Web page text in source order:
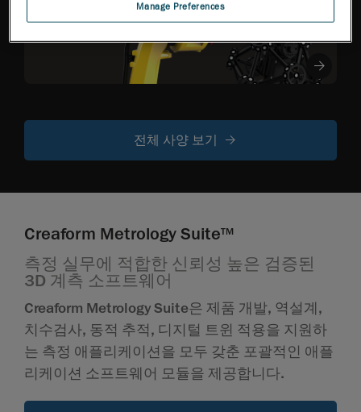
전체 사양 보기
Creaform Metrology SuiteTM
측정 실무에 적합한 신뢰성 높은 검증된
3D 계측 소프트웨어
Creaform Metrology Suite은 제품 개발, 역설계,
치수검사, 동적 추적, 디지털 트윈 적용을 지원하
는 측정 애플리케이션을 모두 갖춘 포괄적인 애플
리케이션 소프트웨어 모듈을 제공합니다.
Manage Preferences